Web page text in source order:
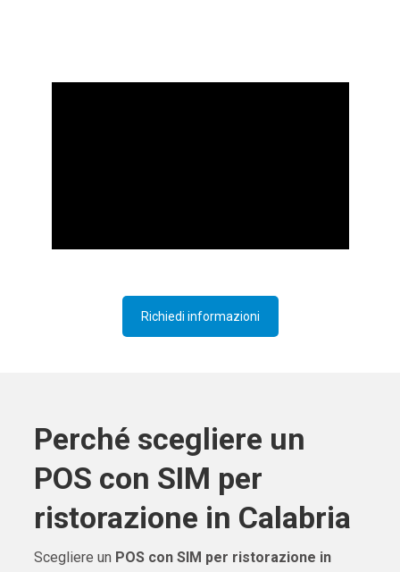
Richiedi informazioni
Perché scegliere un
POS con SIM per
ristorazione in Calabria
Scegliere un POS con SIM per ristorazione in